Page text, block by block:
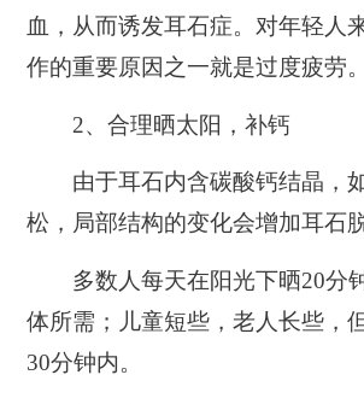
血，从而诱发耳石症。对年轻人
作的重要原因之一就是过度疲劳。
2、合理晒太阳，补钙
由于耳石内含碳酸钙结晶，
松，局部结构的变化会增加耳石
多数人每天在阳光下晒20分
体所需；儿童短些，老人长些，
30分钟内。